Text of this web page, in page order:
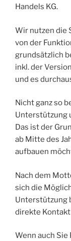
Handels KG.
Wir nutzen die
von der
grundsätzlich
inkl. der
und es
Nicht ganz so
Unterstützung
Das ist der
ab Mitte des
aufbauen
Nach dem
sich die
Unterstützung
direkte
Wenn auch Sie